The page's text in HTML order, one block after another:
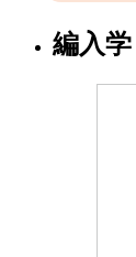
編入学